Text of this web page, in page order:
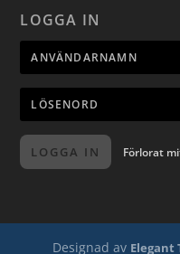
LOGGA IN
LOGGA IN Förlorat
Designad av Elegant